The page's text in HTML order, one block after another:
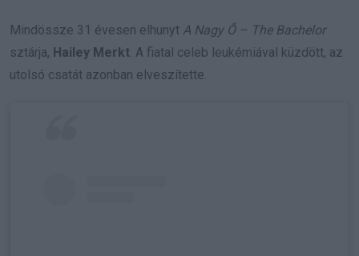
Mindössze 31 évesen elhunyt A Nagy Ő – The Bachelor
sztárja, Hailey Merkt . A fiatal celeb leukémiával küzdött, az
utolsó csatát azonban elveszítette.